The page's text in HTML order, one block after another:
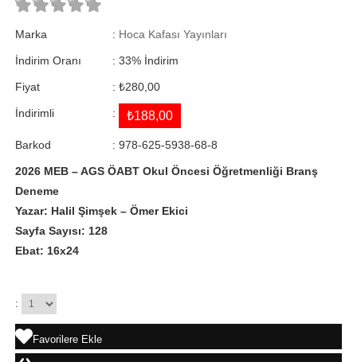
Marka : Hoca Kafası Yayınları
İndirim Oranı : %
33 İndirim
Fiyat : ₺280,00
İndirimli : ₺188,00
Barkod : 978-625-5938-68-8
2026 MEB – AGS ÖABT Okul Öncesi Öğretmenliği Branş
Deneme
Yazar: Halil Şimşek – Ömer Ekici
Sayfa Sayısı: 128
Ebat: 16x24
:
Favorilere Ekle